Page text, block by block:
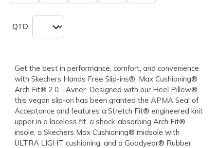
QTD
Get the best in performance, comfort, and convenience
with Skechers Hands Free Slip-ins®: Max Cushioning®
Arch Fit® 2.0 - Avner. Designed with our Heel Pillow®,
this vegan slip-on has been granted the APMA Seal of
Acceptance and features a Stretch Fit® engineered knit
upper in a laceless fit, a shock-absorbing Arch Fit®
insole, a Skechers Max Cushioning® midsole with
ULTRA LIGHT cushioning, and a Goodyear® Rubber